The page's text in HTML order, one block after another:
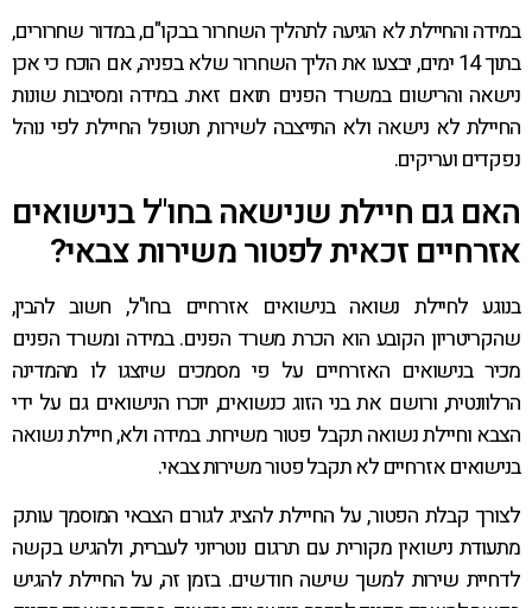
במידה והחיילת לא הגיעה לתהליך השחרור בבקו"ם, במדור שחרורים,
בתוך 14 ימים, יבצעו את הליך השחרור שלא בפניה, אם הוכח כי אכן
נישאה והרישום במשרד הפנים תואם זאת. במידה ומסיבות שונות
החיילת לא נישאה ולא התייצבה לשירות, תטופל החיילת לפי נוהל
נפקדים ועריקים.
האם גם חיילת שנישאה בחו"ל בנישואים
אזרחיים זכאית לפטור משירות צבאי?
בנוגע לחיילת נשואה בנישואים אזרחיים בחו"ל, חשוב להבין,
שהקריטריון הקובע הוא הכרת משרד הפנים. במידה ומשרד הפנים
מכיר בנישואים האזרחיים על פי מסמכים שיוצגו לו מהמדינה
הרלוונטית, ורושם את בני הזוג כנשואים, יוכרו הנישואים גם על ידי
הצבא וחיילת נשואה תקבל פטור משירות. במידה ולא, חיילת נשואה
בנישואים אזרחיים לא תקבל פטור משירות צבאי.
לצורך קבלת הפטור, על החיילת להציג לגורם הצבאי המוסמך עותק
מתעודת נישואין מקורית עם תרגום נוטריוני לעברית, ולהגיש בקשה
לדחיית שירות למשך שישה חודשים. בזמן זה, על החיילת להגיש